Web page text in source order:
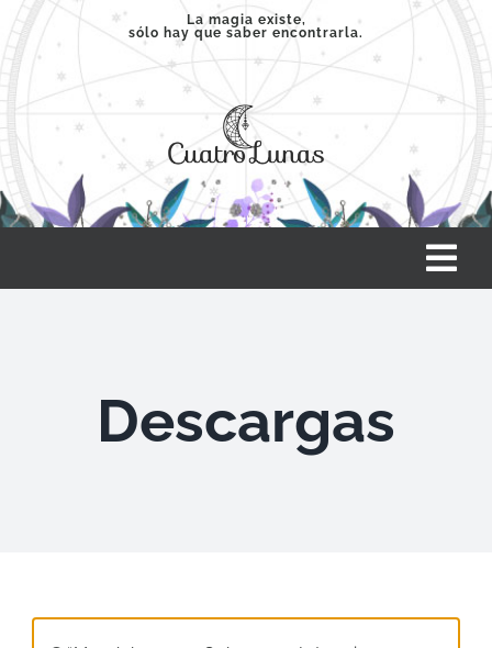
Saltar
contenido
La magia existe,
sólo hay que saber encontrarla.
SERVICIOS
PRODUCTOS
Descargas